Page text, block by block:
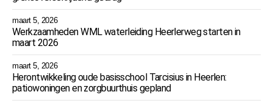
maart 5, 2026
Werkzaamheden WML waterleiding Heerlerweg starten in
maart 2026
maart 5, 2026
Herontwikkeling oude basisschool Tarcisius in Heerlen:
patiowoningen en zorgbuurthuis gepland